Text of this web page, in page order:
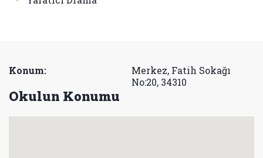
Konum:
Merkez, Fatih Sokağı
No:20, 34310
Okulun Konumu